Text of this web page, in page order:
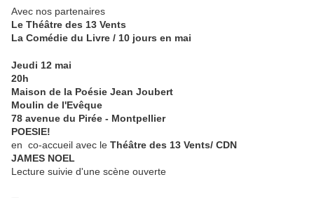
Avec nos partenaires
Le Théâtre des 13 Vents
La Comédie du Livre / 10 jours en mai
Jeudi 12 mai
20h
Maison de la Poésie Jean Joubert
Moulin de l'Evêque
78 avenue du Pirée - Montpellier
POESIE!
en co-accueil avec le Théâtre des 13 Vents/ CDN
JAMES NOEL
Lecture suivie d'une scène ouverte